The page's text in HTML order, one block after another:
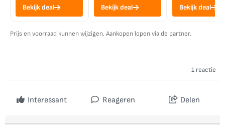
Bekijk deal Bekijk deal Bekijk deal
Prijs en voorraad kunnen wijzigen. Aankopen lopen via de partner.
1 reactie
Interessant Reageren Delen